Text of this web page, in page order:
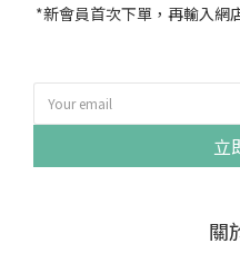
*新會員首次下單，再輸入網
立
關